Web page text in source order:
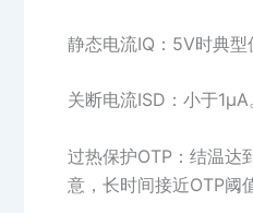
静态电流IQ：5V时典
关断电流ISD：小于
过热保护OTP：结温
意，长时间接近OTP阈